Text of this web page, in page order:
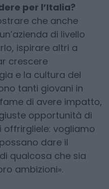
per l’Italia?
che anche
di livello
ispirare altri a
crescere
e la cultura del
tanti giovani in
di avere impatto,
opportunità di
offrirgliele: vogliamo
dare il
qualcosa che sia
ambizioni».